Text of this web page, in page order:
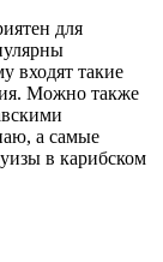
для
входят такие
Можно также
а самые
в карибском